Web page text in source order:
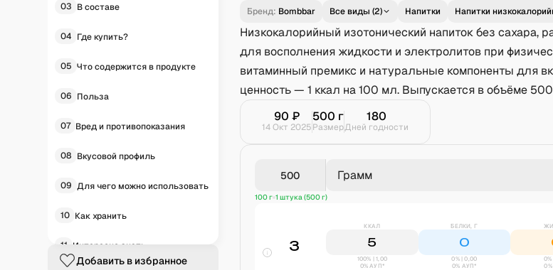
03 В составе
04 Где купить?
05 Что содержится в продукте
06 Польза
07 Вред и противопоказания
08 Вкусовой профиль
09 Для чего можно использовать
10 Как хранить
11 Интересно знать
Добавить в избранное
Бренд: Bombbar Все виды (2) Напитки Напитки
Низкокалорийный изотонический напиток без сахара,
для восполнения жидкости и электролитов при
витаминный премикс и натуральные компоненты для
ценность — 1 ккал на 100 мл. Выпускается в объёме
90 ₽
14 Окт 2025
500 г
Размер
180
Дней годности
Грамм
100 г 1 штука (500 г)
3
ККАЛ
5
100% | 1,00
0% АУП*
БЕЛКИ, Г
0
0% |0,00
0% АУП*
0%